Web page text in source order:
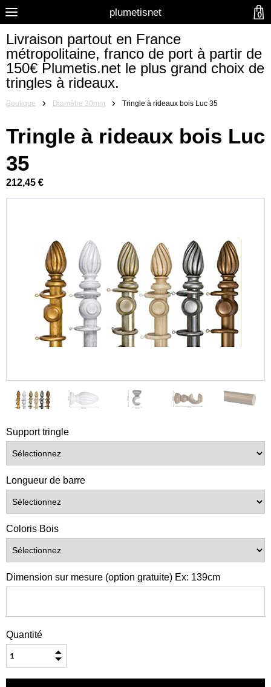
plumetisnet
Livraison partout en France
métropolitaine, franco de port à partir de
150€ Plumetis.net le plus grand choix de
tringles à rideaux.
Boutique Diamètre 30mm Tringle à rideaux bois Luc 35
Tringle à rideaux bois Luc
35
212,45 €
Support tringle
Longueur de barre
Coloris Bois
Dimension sur mesure (option gratuite) Ex: 139cm
Quantité
0